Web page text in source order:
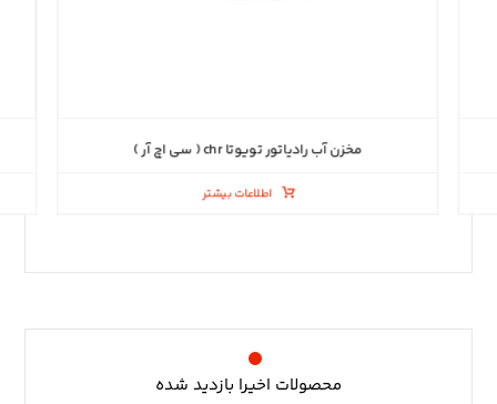
مخزن آب رادیاتور تویوتا chr ( سی اچ آر )
اطلاعات بیشتر
محصولات اخیرا بازدید شده